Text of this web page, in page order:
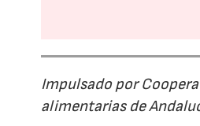
Impulsado por
alimentarias de